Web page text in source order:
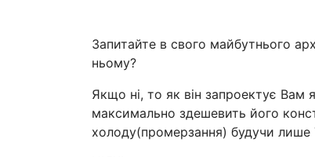
Запитайте в свого майбутнього
ньому?
Якщо ні, то як він запроектує Вам
максимально здешевить його
холоду(промерзання) будучи